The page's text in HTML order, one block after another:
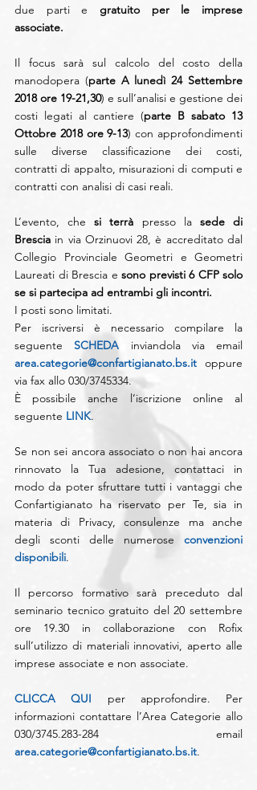
due parti e gratuito per le imprese
associate.
Il focus sarà sul calcolo del costo della
manodopera (parte A lunedì 24 Settembre
2018 ore 19-21,30) e sull’analisi e gestione dei
costi legati al cantiere (parte B sabato 13
Ottobre 2018 ore 9-13) con approfondimenti
sulle diverse classificazione dei costi,
contratti di appalto, misurazioni di computi e
contratti con analisi di casi reali.
L’evento, che si terrà presso la sede di
Brescia in via Orzinuovi 28, è accreditato dal
Collegio Provinciale Geometri e Geometri
Laureati di Brescia e sono previsti 6 CFP solo
se si partecipa ad entrambi gli incontri.
I posti sono limitati.
Per iscriversi è necessario compilare la
seguente SCHEDA
area.categorie@confartigianato.bs.it oppure
via fax allo 030/3745334.
È possibile anche l’iscrizione online al
seguente LINK.
Se non sei ancora associato o non hai ancora
rinnovato la Tua adesione, contattaci in
modo da poter sfruttare tutti i vantaggi che
Confartigianato ha riservato per Te, sia in
materia di Privacy, consulenze ma anche
degli sconti delle numerose convenzioni
disponibili.
Il percorso formativo sarà preceduto dal
seminario tecnico gratuito del 20 settembre
ore 19.30 in collaborazione con Rofix
sull’utilizzo di materiali innovativi, aperto alle
imprese associate e non associate.
CLICCA QUI per approfondire. Per
informazioni contattare l’Area Categorie allo
area.categorie@confartigianato.bs.it.